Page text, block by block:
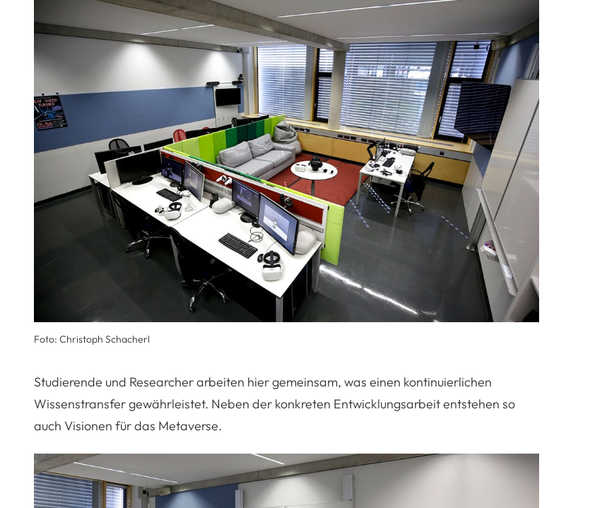
Foto: Christoph Schacherl
Studierende und Researcher arbeiten hier gemeinsam, was einen kontinuierlichen
Wissenstransfer gewährleistet. Neben der konkreten Entwicklungsarbeit entstehen so
auch Visionen für das Metaverse.